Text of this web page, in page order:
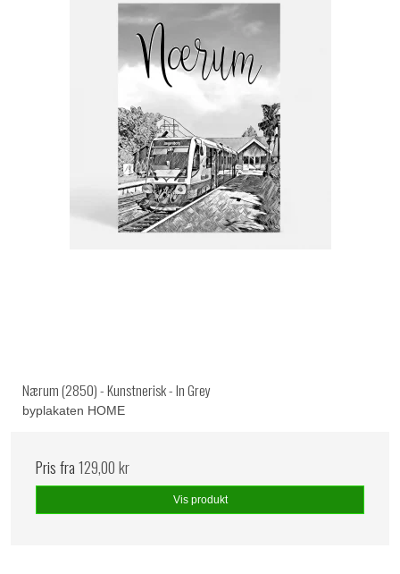
Nærum (2850) - Kunstnerisk - In Grey
byplakaten HOME
Pris fra129,00 kr
Vis produkt